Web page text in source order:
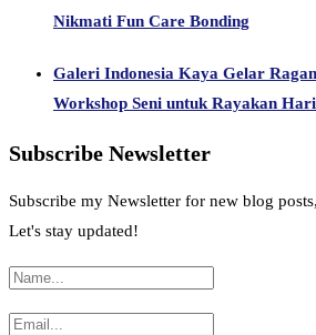
Nikmati Fun Care Bonding
Galeri Indonesia Kaya Gelar
Workshop Seni untuk Rayakan
Subscribe Newsletter
Subscribe my Newsletter for new blog
Let's stay updated!